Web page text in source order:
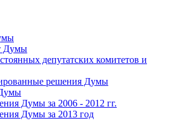
Думы
депутатских комитетов и
решения Думы
Думы за 2006 - 2012 гг.
Думы за 2013 год